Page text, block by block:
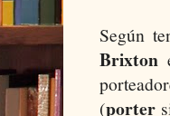
Según
Brixton
(porter